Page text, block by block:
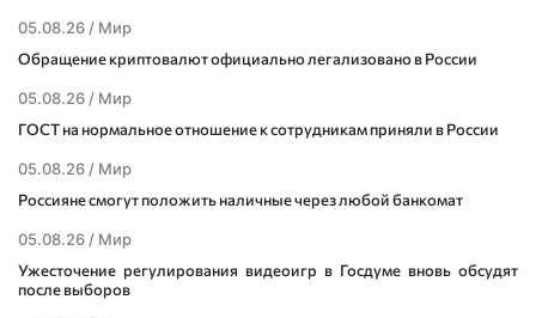
05.08.26 / Мир
Обращение криптовалют официально легализовано в России
05.08.26 / Мир
ГОСТ на нормальное отношение к сотрудникам приняли в России
05.08.26 / Мир
Россияне смогут положить наличные через любой банкомат
05.08.26 / Мир
Ужесточение регулирования видеоигр в Госдуме вновь обсудят
после выборов